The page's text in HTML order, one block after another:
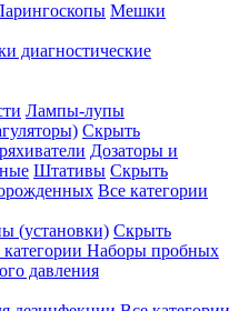
Мешки
диагностические
Лампы-лупы
Скрыть
Дозаторы и
Штативы Скрыть
Все категории
(установки) Скрыть
Наборы пробных
давления